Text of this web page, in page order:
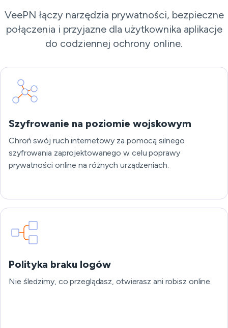
VeePN łączy narzędzia prywatności, bezpieczne
połączenia i przyjazne dla użytkownika aplikacje
do codziennej ochrony online.
Szyfrowanie na poziomie wojskowym
Chroń swój ruch internetowy za pomocą silnego
szyfrowania zaprojektowanego w celu poprawy
prywatności online na różnych urządzeniach.
Polityka braku logów
Nie śledzimy, co przeglądasz, otwierasz ani robisz online.